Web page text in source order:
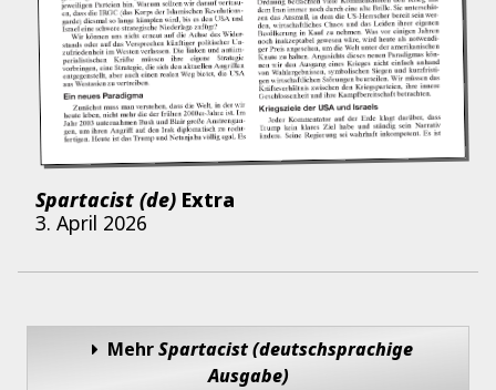
Spartacist (de) Extra
3. April 2026
MehrSpartacist (deutschsprachige
Ausgabe)